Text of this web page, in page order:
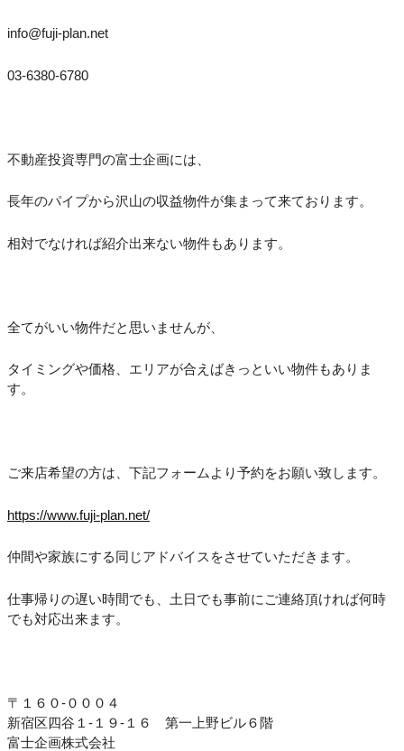
info@fuji-plan.net
03-6380-6780
不動産投資専門の富士企画には、
長年のパイプから沢山の収益物件が集まって来ております。
相対でなければ紹介出来ない物件もあります。
全てがいい物件だと思いませんが、
タイミングや価格、エリアが合えばきっといい物件もありま
す。
ご来店希望の方は、下記フォームより予約をお願い致します。
https://www.fuji-plan.net/
仲間や家族にする同じアドバイスをさせていただきます。
仕事帰りの遅い時間でも、土日でも事前にご連絡頂ければ何時
でも対応出来ます。
〒１６０-０００４
新宿区四谷１-１９-１６ 第一上野ビル６階
富士企画株式会社